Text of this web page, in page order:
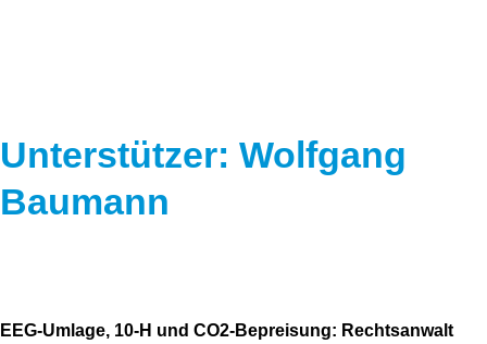
Schriften zum Umweltenergierecht
Unterstützer: Wolfgang
Baumann
EEG-Umlage, 10-H und CO2-Bepreisung: Rechtsanwalt